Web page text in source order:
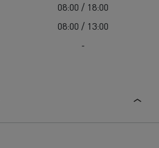
08:00 / 18:00
08:00 / 13:00
-